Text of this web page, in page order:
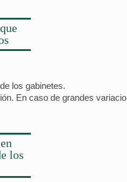
los gabinetes.
En caso de grandes
los